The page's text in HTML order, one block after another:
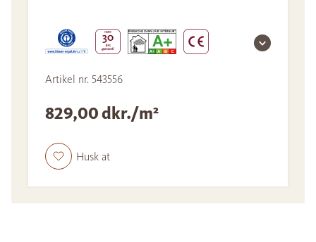
Artikel nr. 543556
829,00 dkr./m²
Husk at